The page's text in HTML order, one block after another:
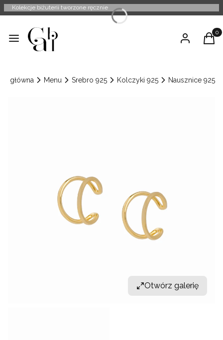
Kolekcje biżuterii tworzone ręcznie
Menu Zaloguj się
główna Menu Srebro 925 Kolczyki 925 Nausznice 925
Otwórz galerię